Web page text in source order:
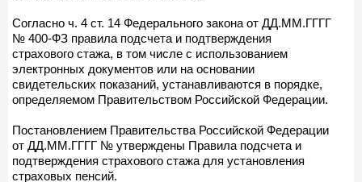
Согласно ч. 4 ст. 14 Федерального закона от ДД.ММ.ГГГГ
№ 400-ФЗ правила подсчета и подтверждения
страхового стажа, в том числе с использованием
электронных документов или на основании
свидетельских показаний, устанавливаются в порядке,
определяемом Правительством Российской Федерации.
Постановлением Правительства Российской Федерации
от ДД.ММ.ГГГГ № утверждены Правила подсчета и
подтверждения страхового стажа для установления
страховых пенсий.